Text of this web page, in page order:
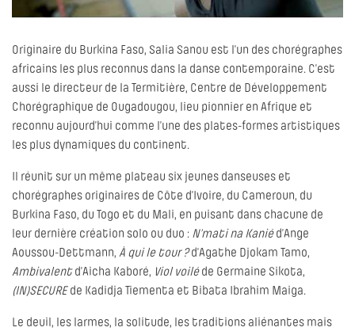
Originaire du Burkina Faso, Salia Sanou est l’un des chorégraphes
africains les plus reconnus dans la danse contemporaine. C’est
aussi le directeur de la Termitière, Centre de Développement
Chorégraphique de Ougadougou, lieu pionnier en Afrique et
reconnu aujourd’hui comme l’une des plates-formes artistiques
les plus dynamiques du continent.
Il réunit sur un même plateau six jeunes danseuses et
chorégraphes originaires de Côte d’Ivoire, du Cameroun, du
Burkina Faso, du Togo et du Mali, en puisant dans chacune de
leur dernière création solo ou duo : N’mati na Kaniéd’Ange
Aoussou-Dettmann, À qui le tour ?d’Agathe Djokam Tamo,
Ambivalentd’Aicha Kaboré, Viol voiléde Germaine Sikota,
(IN)SECUREde Kadidja Tiementa et Bibata Ibrahim Maiga.
Le deuil, les larmes, la solitude, les traditions aliénantes mais